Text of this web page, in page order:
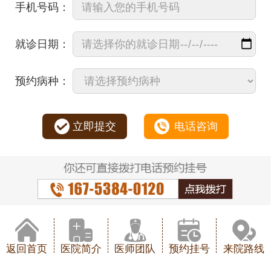
手机号码：
就诊日期：
预约病种：
立即提交 电话咨询
返回首页 医院简介 医师团队 预约挂号 来院路线